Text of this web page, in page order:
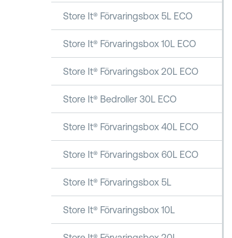
Store It® Förvaringsbox 5L ECO
Store It® Förvaringsbox 10L ECO
Store It® Förvaringsbox 20L ECO
Store It® Bedroller 30L ECO
Store It® Förvaringsbox 40L ECO
Store It® Förvaringsbox 60L ECO
Store It® Förvaringsbox 5L
Store It® Förvaringsbox 10L